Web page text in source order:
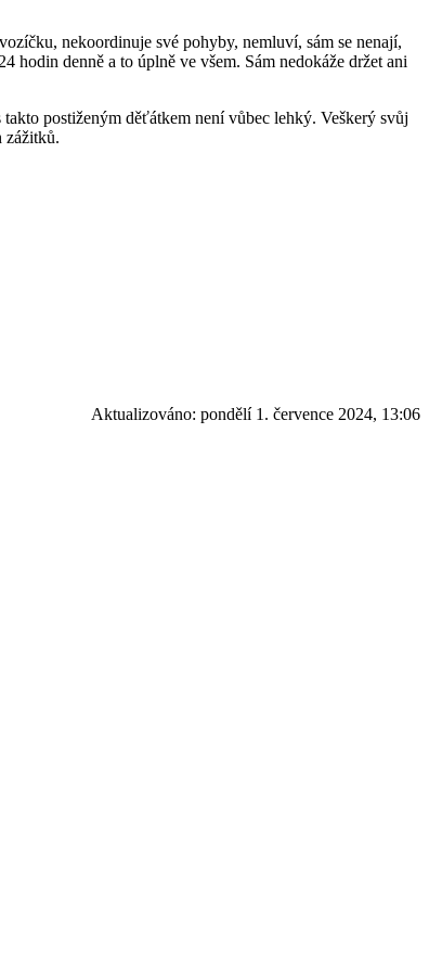
nekoordinuje své pohyby, nemluví, sám se nenají,
hodin denně a to úplně ve všem. Sám nedokáže držet ani
postiženým děťátkem není vůbec lehký. Veškerý svůj
zážitků.
Aktualizováno: pondělí 1. července 2024, 13:06